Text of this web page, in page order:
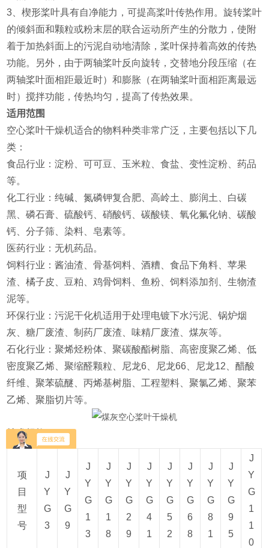
3、楔形桨叶具有自净能力，可提高桨叶传热作用。旋转桨叶
的倾斜面和颗粒或粉末层的联合运动所产生的分散力，使附
着于加热斜面上的污泥自动地清除，桨叶保持着高效的传热
功能。另外，由于两轴桨叶反向旋转，交替地分段压缩（在
两轴桨叶面相距最近时）和膨胀（在两轴桨叶面相距离最远
时）搅拌功能，传热均匀，提高了传热效果。
适用范围
‌空心桨叶干燥机适合的物料种类非常广泛，主要包括以下几
类‌：
‌食品行业‌：淀粉、可可豆、玉米粒、食盐、变性淀粉、药品
等‌。
‌化工行业‌：纯碱、氮磷钾复合肥、高岭土、膨润土、白碳
黑、磷石膏、硫酸钙、硝酸钙、碳酸镁、氧化氟化钠、碳酸
钙、分子筛、染料、皂素等‌。
‌医药行业‌：无机药品‌。
‌饲料行业‌：酱油渣、骨基饲料、酒糟、食品下角料、苹果
渣、橘子皮、豆粕、鸡骨饲料、鱼粉、饲料添加剂、生物渣
泥等‌。
‌环保行业‌：污泥干化机适用于处理电镀下水污泥、锅炉烟
灰、糖厂废渣、制药厂废渣、味精厂废渣、煤灰等‌。
‌石化行业‌：聚烯烃粉体、聚碳酸酯树脂、高密度聚乙烯、低
密度聚乙烯、聚缩醛颗粒、尼龙6、尼龙66、尼龙12、醋酸
纤维、聚苯硫醚、丙烯基树脂、工程塑料、聚氯乙烯、聚苯
乙烯、聚脂切片等‌。
技术规格
项
目
型
号
J
Y
G
3
J
Y
G
9
J
Y
G
1
3
J
Y
G
1
8
J
Y
G
2
9
J
Y
G
4
1
J
Y
G
5
2
J
Y
G
6
8
J
Y
G
8
1
J
Y
G
9
5
J
Y
G
1
1
0